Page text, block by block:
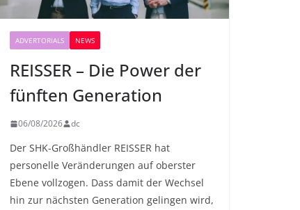
ADVERTORIALS NEWS
REISSER – Die Power der
fünften Generation
06/08/2026 dc
Der SHK-Großhändler REISSER hat
personelle Veränderungen auf oberster
Ebene vollzogen. Dass damit der Wechsel
hin zur nächsten Generation gelingen wird,